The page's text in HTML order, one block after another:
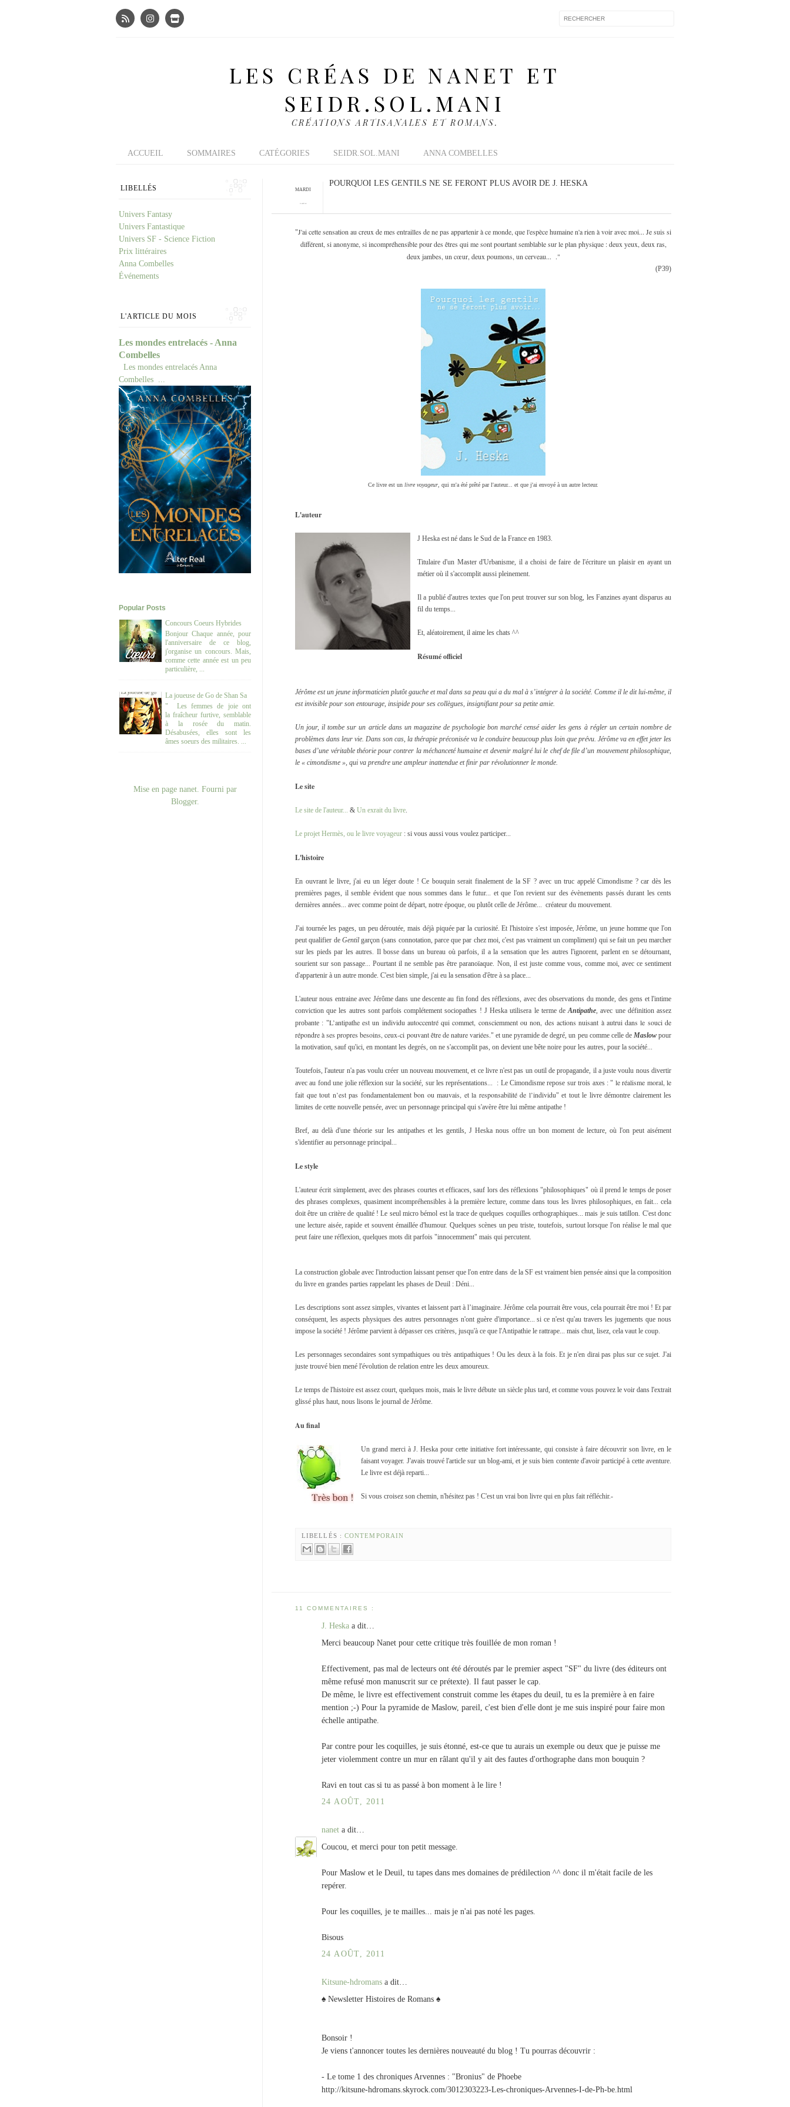
LES CRÉAS DE NANET ET
SEIDR.SOL.MANI
CRÉATIONS ARTISANALES ET ROMANS.
ACCUEIL SOMMAIRES CATÉGORIES SEIDR.SOL.MANI ANNA COMBELLES
MARDI
POURQUOI LES GENTILS NE SE FERONT PLUS AVOIR DE J. HESKA
"J'ai cette sensation au creux de mes entrailles de ne pas appartenir à ce monde, que l'espèce humaine n'a rien à voir avec moi... Je suis si
différent, si anonyme, si incompréhensible pour des êtres qui me sont pourtant semblable sur le plan physique : deux yeux, deux ras,
deux jambes, un cœur, deux poumons, un cerveau... ."
(P39)
Ce livre est un livre voyageur , qui m'a été prêté par l'auteur... et que j'ai envoyé à un autre lecteur.
L'auteur
J Heska est né dans le Sud de la France en 1983.
Titulaire d'un Master d'Urbanisme, il a choisi de faire de l'écriture un plaisir en ayant un
métier où il s'accomplit aussi pleinement.
Il a publié d'autres textes que l'on peut trouver sur son blog, les Fanzines ayant disparus au
fil du temps...
Et, aléatoirement, il aime les chats ^^
Résumé officiel
Jérôme est un jeune informaticien plutôt gauche et mal dans sa peau qui a du mal à s’intégrer à la société. Comme il le dit lui-même, il
est invisible pour son entourage, insipide pour ses collègues, insignifiant pour sa petite amie.
Un jour, il tombe sur un article dans un magazine de psychologie bon marché censé aider les gens à régler un certain nombre de
problèmes dans leur vie. Dans son cas, la thérapie préconisée va le conduire beaucoup plus loin que prévu. Jérôme va en effet jeter les
bases d’une véritable théorie pour contrer la méchanceté humaine et devenir malgré lui le chef de file d’un mouvement philosophique,
le « cimondisme », qui va prendre une ampleur inattendue et finir par révolutionner le monde.
Le site
Le site de l'auteur... & Un exrait du livre.
Le projet Hermès, ou le livre voyageur : si vous aussi vous voulez participer...
L'histoire
En ouvrant le livre, j'ai eu un léger doute ! Ce bouquin serait finalement de la SF ? avec un truc appelé Cimondisme ? car dès les
premières pages, il semble évident que nous sommes dans le futur... et que l'on revient sur des évènements passés durant les cents
dernières années... avec comme point de départ, notre époque, ou plutôt celle de Jérôme... créateur du mouvement.
J'ai tournée les pages, un peu déroutée, mais déjà piquée par la curiosité. Et l'histoire s'est imposée, Jérôme, un jeune homme que l'on
peut qualifier de Gentilgarçon (sans connotation, parce que par chez moi, c'est pas vraiment un compliment) qui se fait un peu marcher
sur les pieds par les autres. Il bosse dans un bureau où parfois, il a la sensation que les autres l'ignorent, parlent en se détournant,
sourient sur son passage... Pourtant il ne semble pas être paranoïaque. Non, il est juste comme vous, comme moi, avec ce sentiment
d'appartenir à un autre monde. C'est bien simple, j'ai eu la sensation d'être à sa place...
L'auteur nous entraine avec Jérôme dans une descente au fin fond des réflexions, avec des observations du monde, des gens et l'intime
conviction que les autres sont parfois complétement sociopathes ! J Heska utilisera le terme deAntipathe, avec une définition assez
probante : "L’antipathe est un individu autoccentré qui commet, consciemment ou non, des actions nuisant à autrui dans le souci de
répondre à ses propres besoins, ceux-ci pouvant être de nature variées." et une pyramide de degré, un peu comme celle de Maslowpour
la motivation, sauf qu'ici, en montant les degrés, on ne s'accomplit pas, on devient une bête noire pour les autres, pour la société...
Toutefois, l'auteur n'a pas voulu créer un nouveau mouvement, et ce livre n'est pas un outil de propagande, il a juste voulu nous divertir
avec au fond une jolie réflexion sur la société, sur les représentations... : Le Cimondisme repose sur trois axes : " le réalisme moral, le
fait que tout n’est pas fondamentalement bon ou mauvais, et la responsabilité de l’individu" et tout le livre démontre clairement les
limites de cette nouvelle pensée, avec un personnage principal qui s'avère être lui même antipathe !
Bref, au delà d'une théorie sur les antipathes et les gentils, J Heska nous offre un bon moment de lecture, où l'on peut aisément
s'identifier au personnage principal...
Le style
L'auteur écrit simplement, avec des phrases courtes et efficaces, sauf lors des réflexions "philosophiques" où il prend le temps de poser
des phrases complexes, quasiment incompréhensibles à la première lecture, comme dans tous les livres philosophiques, en fait... cela
doit être un critère de qualité ! Le seul micro bémol est la trace de quelques coquilles orthographiques... mais je suis tatillon. C'est donc
une lecture aisée, rapide et souvent émaillée d'humour. Quelques scènes un peu triste, toutefois, surtout lorsque l'on réalise le mal que
peut faire une réflexion, quelques mots dit parfois "innocemment" mais qui percutent.
La construction globale avec l'introduction laissant penser que l'on entre dans de la SF est vraiment bien pensée ainsi que la composition
du livre en grandes parties rappelant les phases de Deuil : Déni...
Les descriptions sont assez simples, vivantes et laissent part à l’imaginaire. Jérôme cela pourrait être vous, cela pourrait être moi ! Et par
conséquent, les aspects physiques des autres personnages n'ont guère d'importance... si ce n'est qu'au travers les jugements que nous
impose la société ! Jérôme parvient à dépasser ces critères, jusqu'à ce que l'Antipathie le rattrape... mais chut, lisez, cela vaut le coup.
Les personnages secondaires sont sympathiques ou très antipathiques ! Ou les deux à la fois. Et je n'en dirai pas plus sur ce sujet. J'ai
juste trouvé bien mené l'évolution de relation entre les deux amoureux.
Le temps de l'histoire est assez court, quelques mois, mais le livre débute un siècle plus tard, et comme vous pouvez le voir dans l'extrait
glissé plus haut, nous lisons le journal de Jérôme.
Au final
Un grand merci à J. Heska pour cette initiative fort intéressante, qui consiste à faire découvrir son livre, en le
faisant voyager. J'avais trouvé l'article sur un blog-ami, et je suis bien contente d'avoir participé à cette aventure.
Le livre est déjà reparti...
Si vous croisez son chemin, n'hésitez pas ! C'est un vrai bon livre qui en plus fait réfléchir.-
LIBELLÉS :CONTEMPORAIN
11 COMMENTAIRES :
J. Heska a dit…
Merci beaucoup Nanet pour cette critique très fouillée de mon roman !
Effectivement, pas mal de lecteurs ont été déroutés par le premier aspect "SF" du livre (des éditeurs ont
même refusé mon manuscrit sur ce prétexte). Il faut passer le cap.
De même, le livre est effectivement construit comme les étapes du deuil, tu es la première à en faire
mention ;-) Pour la pyramide de Maslow, pareil, c'est bien d'elle dont je me suis inspiré pour faire mon
échelle antipathe.
Par contre pour les coquilles, je suis étonné, est-ce que tu aurais un exemple ou deux que je puisse me
jeter violemment contre un mur en râlant qu'il y ait des fautes d'orthographe dans mon bouquin ?
Ravi en tout cas si tu as passé à bon moment à le lire !
24 AOÛT, 2011
nanet a dit…
Coucou, et merci pour ton petit message.
Pour Maslow et le Deuil, tu tapes dans mes domaines de prédilection ^^ donc il m'était facile de les
repérer.
Pour les coquilles, je te mailles... mais je n'ai pas noté les pages.
Bisous
24 AOÛT, 2011
Kitsune-hdromans a dit…
♠ Newsletter Histoires de Romans ♠
Bonsoir !
Je viens t'annoncer toutes les dernières nouveauté du blog ! Tu pourras découvrir :
- Le tome 1 des chroniques Arvennes : "Bronius" de Phoebe
http://kitsune-hdromans.skyrock.com/3012303223-Les-chroniques-Arvennes-I-de-Ph-be.html
LIBELLÉS
Univers Fantasy
Univers Fantastique
Univers SF - Science Fiction
Prix littéraires
Anna Combelles
Événements
L'ARTICLE DU MOIS
Les mondes entrelacés - Anna
Combelles
Les mondes entrelacés Anna
Combelles ...
Popular Posts
Concours Coeurs Hybrides
Bonjour Chaque année, pour
l'anniversaire de ce blog,
j'organise un concours. Mais,
comme cette année est un peu
particulière, ...
La joueuse de Go de Shan Sa
" Les femmes de joie ont
la fraîcheur furtive, semblable
à la rosée du matin.
Désabusées, elles sont les
âmes soeurs des militaires. ...
Mise en page nanet. Fourni par
Blogger.